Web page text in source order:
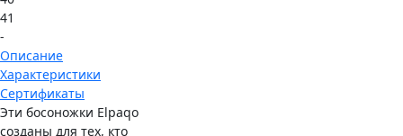
41
-
Описание
Характеристики
Сертификаты
Эти босоножки Elpaqo
созданы для тех, кто